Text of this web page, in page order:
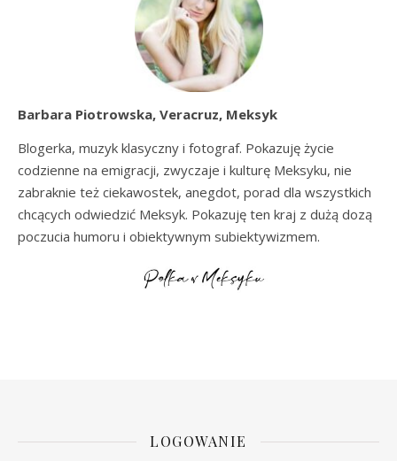
Barbara Piotrowska, Veracruz, Meksyk
Blogerka, muzyk klasyczny i fotograf. Pokazuję życie
codzienne na emigracji, zwyczaje i kulturę Meksyku, nie
zabraknie też ciekawostek, anegdot, porad dla wszystkich
chcących odwiedzić Meksyk. Pokazuję ten kraj z dużą dozą
poczucia humoru i obiektywnym subiektywizmem.
LOGOWANIE